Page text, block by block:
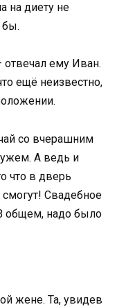
на диету не
бы.
ему Иван.
ещё неизвестно,
со вчерашним
А ведь и
что в дверь
смогут! Свадебное
общем, надо было
жене. Та, увидев